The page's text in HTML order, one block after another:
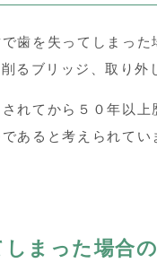
歯を失ってしまっ
るブリッジ、取り外
れてから５０年以
あると考えられて
まった場合